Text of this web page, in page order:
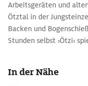
Arbeitsgeräten und
Ötztal in der
Backen und
Stunden selbst ›Ötzi‹
In der Nähe